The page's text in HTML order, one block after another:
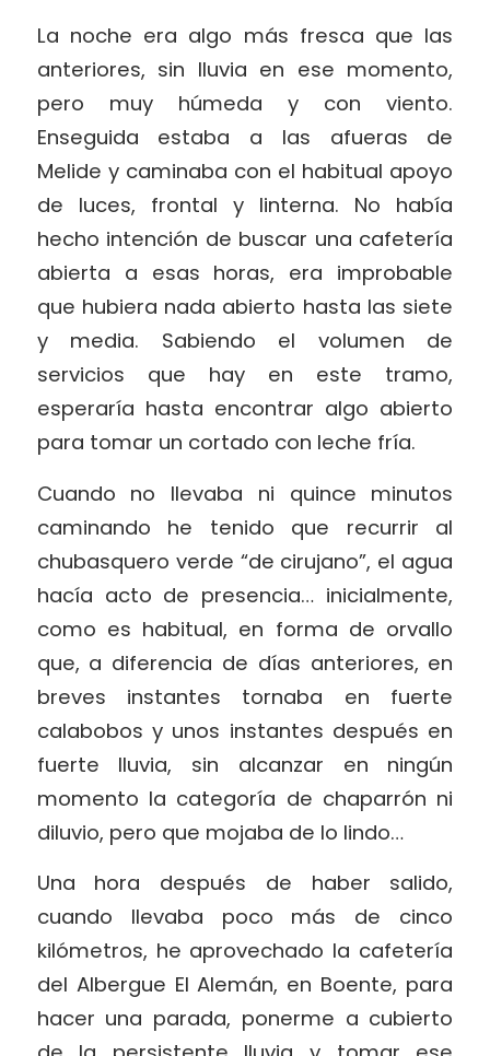
La noche era algo más fresca que las
anteriores, sin lluvia en ese momento,
pero muy húmeda y con viento.
Enseguida estaba a las afueras de
Melide y caminaba con el habitual apoyo
de luces, frontal y linterna. No había
hecho intención de buscar una cafetería
abierta a esas horas, era improbable
que hubiera nada abierto hasta las siete
y media. Sabiendo el volumen de
servicios que hay en este tramo,
esperaría hasta encontrar algo abierto
para tomar un cortado con leche fría.
Cuando no llevaba ni quince minutos
caminando he tenido que recurrir al
chubasquero verde “de cirujano”, el agua
hacía acto de presencia… inicialmente,
como es habitual, en forma de orvallo
que, a diferencia de días anteriores, en
breves instantes tornaba en fuerte
calabobos y unos instantes después en
fuerte lluvia, sin alcanzar en ningún
momento la categoría de chaparrón ni
diluvio, pero que mojaba de lo lindo…
Una hora después de haber salido,
cuando llevaba poco más de cinco
kilómetros, he aprovechado la cafetería
del Albergue El Alemán, en Boente, para
hacer una parada, ponerme a cubierto